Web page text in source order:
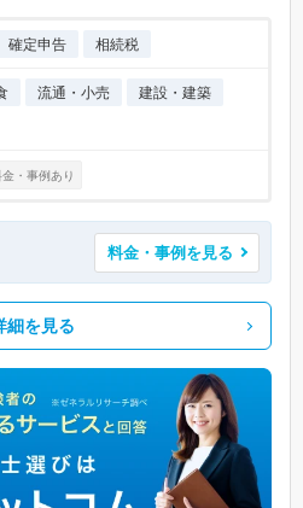
確定申告 相続税
流通・小売
建設・建築
金・事例あり
料金・事例を見る
細を見る